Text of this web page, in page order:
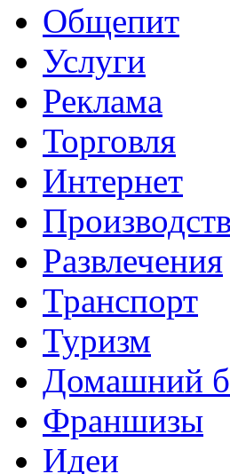
Общепит
Услуги
Реклама
Торговля
Интернет
Развлечения
Транспорт
Туризм
Домашний
Франшизы
Идеи